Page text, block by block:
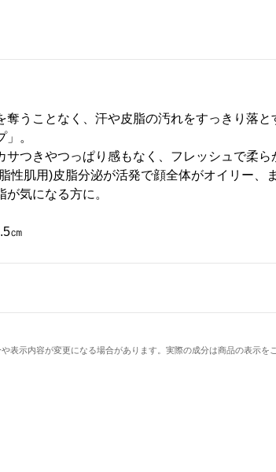
奪うことなく、汗や皮脂の汚れをすっきり落と
。
サつきやつっぱり感もなく、フレッシュで柔ら
性肌用)皮脂分泌が活発で顔全体がオイリー、
気になる方に。
㎝
表示内容が変更になる場合があります。実際の成分は商品の表示を